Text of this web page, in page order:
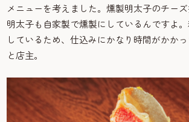
メニューを考えました。燻製明太子のチー
明太子も自家製で燻製にしているんですよ
しているため、仕込みにかなり時間がかかっ
と店主。